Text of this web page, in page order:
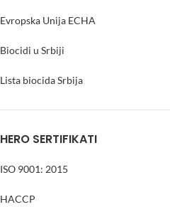
Evropska Unija ECHA
Biocidi u Srbiji
Lista biocida Srbija
HERO SERTIFIKATI
ISO 9001: 2015
HACCP